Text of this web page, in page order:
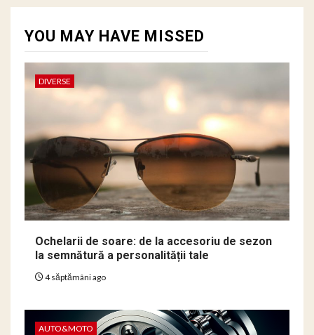
YOU MAY HAVE MISSED
DIVERSE
Ochelarii de soare: de la accesoriu de sezon
la semnătură a personalității tale
4 săptămâni ago
AUTO&MOTO